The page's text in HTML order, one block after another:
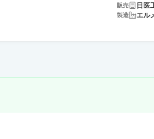
販売 日医
製造 エル